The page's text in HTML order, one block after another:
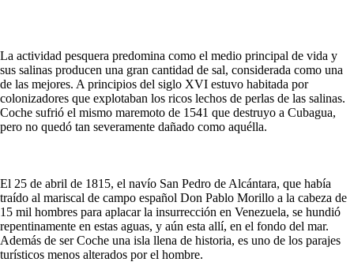
La actividad pesquera predomina como el medio principal de vida y
sus salinas producen una gran cantidad de sal, considerada como una
de las mejores. A principios del siglo XVI estuvo habitada por
colonizadores que explotaban los ricos lechos de perlas de las salinas.
Coche sufrió el mismo maremoto de 1541 que destruyo a Cubagua,
pero no quedó tan severamente dañado como aquélla.
El 25 de abril de 1815, el navío San Pedro de Alcántara, que había
traído al mariscal de campo español Don Pablo Morillo a la cabeza de
15 mil hombres para aplacar la insurrección en Venezuela, se hundió
repentinamente en estas aguas, y aún esta allí, en el fondo del mar.
Además de ser Coche una isla llena de historia, es uno de los parajes
turísticos menos alterados por el hombre.